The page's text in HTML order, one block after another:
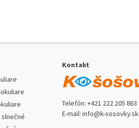
Kontakt
Telefón: +421 222 205 863
E-mail: info@k-sosovky.sk